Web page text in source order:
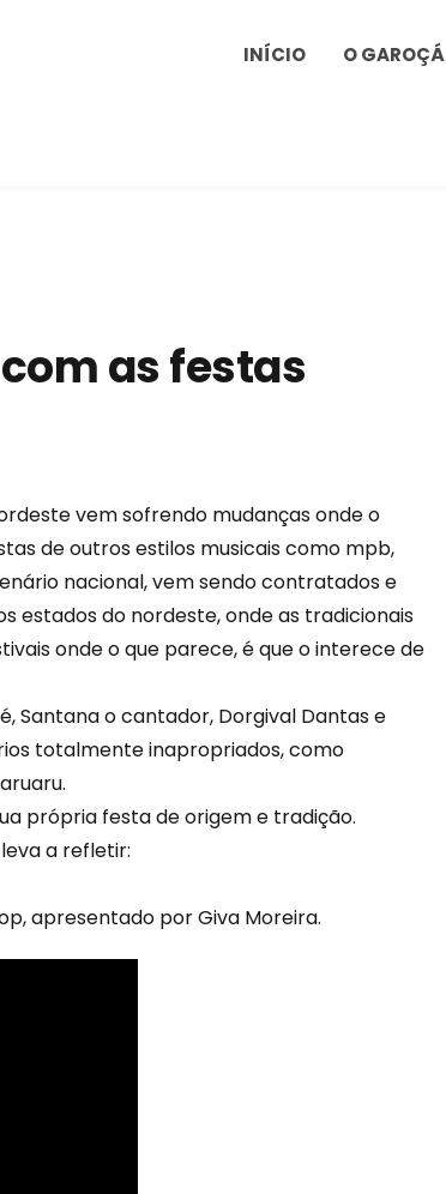
INÍCIO O GAROÇÁ
as festas
vem sofrendo mudanças onde o
de outros estilos musicais como mpb,
nacional, vem sendo contratados e
estados do nordeste, onde as tradicionais
onde o que parece, é que o interece de
Santana o cantador, Dorgival Dantas e
totalmente inapropriados, como
própria festa de origem e tradição.
a refletir:
apresentado por Giva Moreira.